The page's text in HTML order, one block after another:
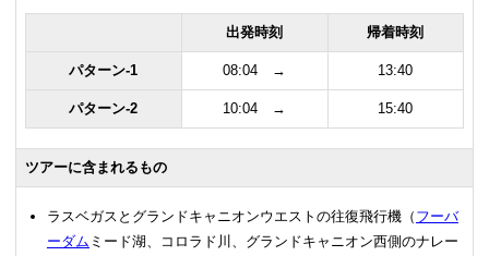
出発時刻 帰着時刻
パターン-1 08:04 → 13:40
パターン-2 10:04 → 15:40
ツアーに含まれるもの
ラスベガスとグランドキャニオンウエストの往復飛行機（ フーバ
ーダム ミード湖、コロラド川、グランドキャニオン西側のナレー